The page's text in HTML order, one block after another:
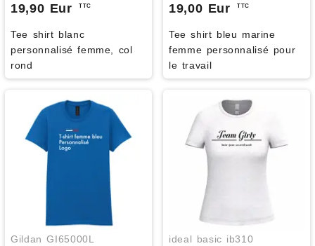
19,90 Eur TTC
Tee shirt blanc
personnalisé femme, col
rond
19,00 Eur TTC
Tee shirt bleu marine
femme personnalisé pour
le travail
Gildan GI65000L ideal basic ib310